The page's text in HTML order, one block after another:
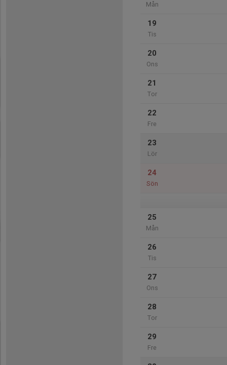
Mån
19
Tis
20
Ons
21
Tor
22
Fre
23
Lör
24
Sön
25
Mån
26
Tis
27
Ons
28
Tor
29
Fre